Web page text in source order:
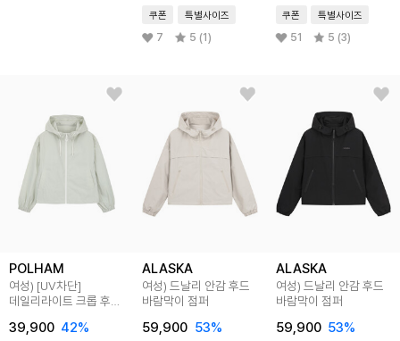
쿠폰 특별사이즈
7 5 (1)
쿠폰 특별사이즈
51 5 (3)
POLHAM
여성) [UV차단]
데일리라이트 크롭 후드
39,900 42%
ALASKA
여성) 드날리 안감 후드
바람막이 점퍼
59,900 53%
ALASKA
여성) 드날리 안감 후드
바람막이 점퍼
59,900 53%